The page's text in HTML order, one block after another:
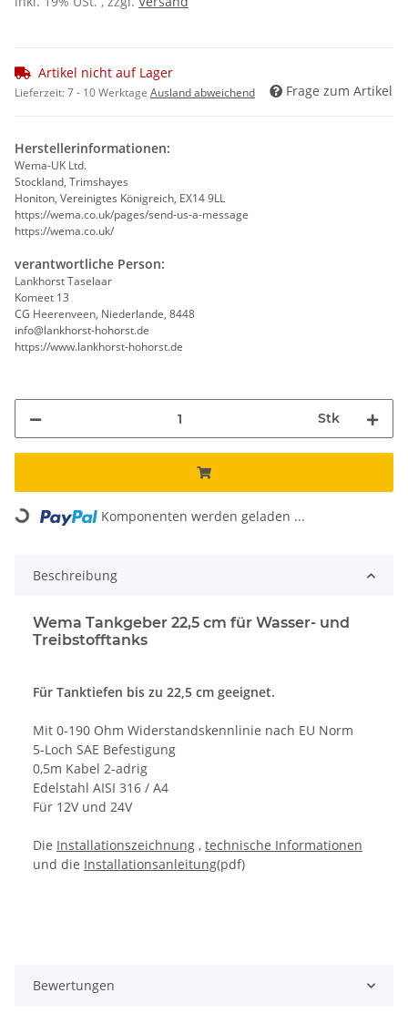
Artikel nicht auf Lager
Lieferzeit:7 - 10 Werktage Ausland abweichend Frage zum Artikel
Herstellerinformationen:
Wema-UK Ltd.
Stockland, Trimshayes
Honiton, Vereinigtes Königreich, EX14 9LL
https://wema.co.uk/pages/send-us-a-message
https://wema.co.uk/
verantwortliche Person:
Lankhorst Taselaar
Komeet 13
CG Heerenveen, Niederlande, 8448
info@lankhorst-hohorst.de
https://www.lankhorst-hohorst.de
Stk
Loading... Komponenten werden geladen ...
Beschreibung
Wema Tankgeber 22,5 cm für Wasser- und
Treibstofftanks
Für Tanktiefen bis zu 22,5 cm geeignet.
Mit 0-190 Ohm Widerstandskennlinie nach EU Norm
5-Loch SAE Befestigung
0,5m Kabel 2-adrig
Edelstahl AISI 316 / A4
Für 12V und 24V
Die Installationszeichnung , technische Informationen
und die Installationsanleitung(pdf)
Bewertungen